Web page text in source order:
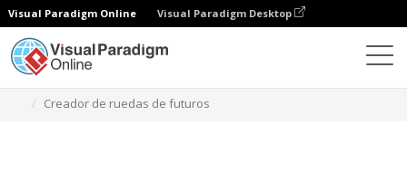
Visual Paradigm Online Visual Paradigm Desktop
Creador de ruedas de futuros